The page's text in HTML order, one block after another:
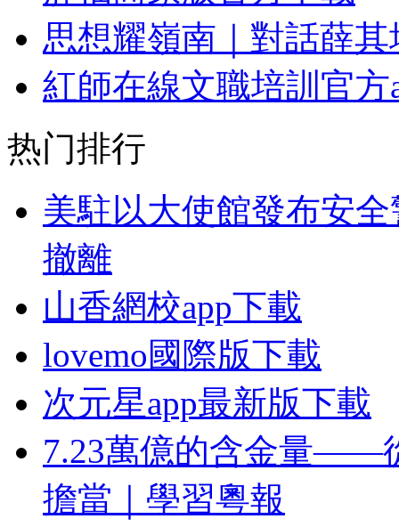
思想耀嶺南｜對話薛
紅師在線文職培訓官方
热门排行
美駐以大使館發布安
撤離
山香網校app下載
lovemo國際版下載
次元星app最新版下載
7.23萬億的含金量——
擔當｜學習粵報